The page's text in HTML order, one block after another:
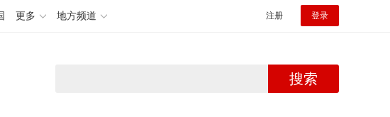
更多 地方频道 注册 登录
搜索